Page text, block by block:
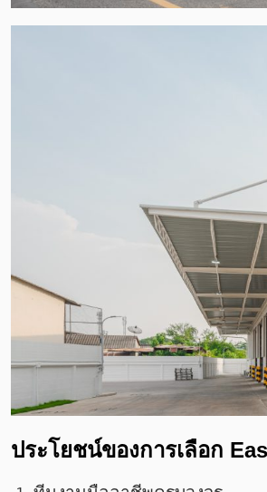
ประโยชน์ของการเลือก